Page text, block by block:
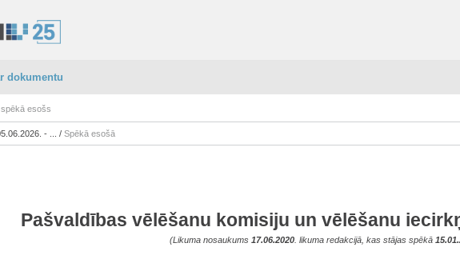
dokumentu
spēkā esošs
- ... / Spēkā esošā
Pašvaldības vēlēšanu komisiju un vēlēšanu
(Likuma nosaukums 17.06.2020. likuma redakcijā, kas stājas spēkā